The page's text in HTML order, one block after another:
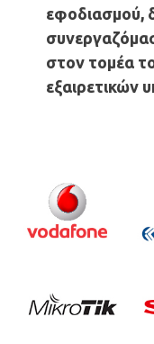
εφοδιασμού,
στον τομέα
εξαιρετικών